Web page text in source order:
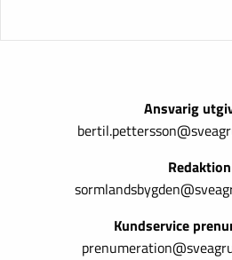
Ansvarig
Redaktion
Kundservice